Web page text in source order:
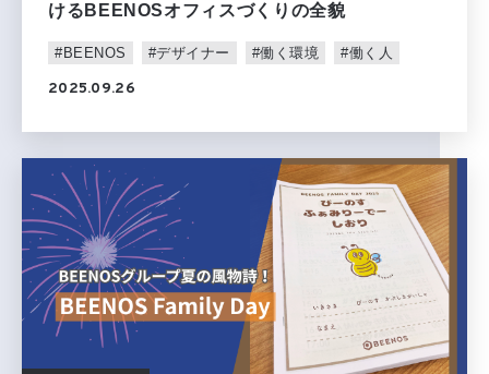
けるBEENOSオフィスづくりの全貌
#BEENOS #デザイナー #働く環境 #働く人
2025.09.26